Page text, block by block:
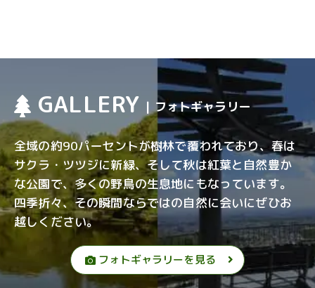
GALLERY | フォトギャラリー
全域の約90パーセントが樹林で覆われており、春は
サクラ・ツツジに新緑、そして秋は紅葉と自然豊か
な公園で、多くの野鳥の生息地にもなっています。
四季折々、その瞬間ならではの自然に会いにぜひお
越しください。
フォトギャラリーを見る